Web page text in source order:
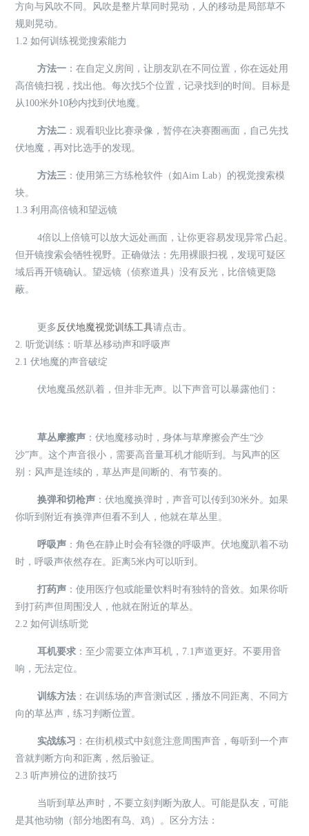
方向与风吹不同。风吹是整片草同时晃动，人的移动是局部草不
规则晃动。
1.2 如何训练视觉搜索能力
方法一 ：在自定义房间，让朋友趴在不同位置，你在远处用
高倍镜扫视，找出他。每次找5个位置，记录找到的时间。目标是
从100米外10秒内找到伏地魔。
方法二 ：观看职业比赛录像，暂停在决赛圈画面，自己先找
伏地魔，再对比选手的发现。
方法三 ：使用第三方练枪软件（如Aim Lab）的视觉搜索模
块。
1.3 利用高倍镜和望远镜
4倍以上倍镜可以放大远处画面，让你更容易发现异常凸起。
但开镜搜索会牺牲视野。正确做法：先用裸眼扫视，发现可疑区
域后再开镜确认。望远镜（侦察道具）没有反光，比倍镜更隐
蔽。
更多反伏地魔视觉训练工具请点击。
2. 听觉训练：听草丛移动声和呼吸声
2.1 伏地魔的声音破绽
伏地魔虽然趴着，但并非无声。以下声音可以暴露他们：
草丛摩擦声 ：伏地魔移动时，身体与草摩擦会产生“沙
沙”声。这个声音很小，需要高音量耳机才能听到。与风声的区
别：风声是连续的，草丛声是间断的、有节奏的。
换弹和切枪声 ：伏地魔换弹时，声音可以传到30米外。如果
你听到附近有换弹声但看不到人，他就在草丛里。
呼吸声 ：角色在静止时会有轻微的呼吸声。伏地魔趴着不动
时，呼吸声依然存在。距离5米内可以听到。
打药声 ：使用医疗包或能量饮料时有独特的音效。如果你听
到打药声但周围没人，他就在附近的草丛。
2.2 如何训练听觉
耳机要求 ：至少需要立体声耳机，7.1声道更好。不要用音
响，无法定位。
训练方法 ：在训练场的声音测试区，播放不同距离、不同方
向的草丛声，练习判断位置。
实战练习 ：在街机模式中刻意注意周围声音，每听到一个声
音就判断方向和距离，然后验证。
2.3 听声辨位的进阶技巧
当听到草丛声时，不要立刻判断为敌人。可能是队友，可能
是其他动物（部分地图有鸟、鸡）。区分方法：